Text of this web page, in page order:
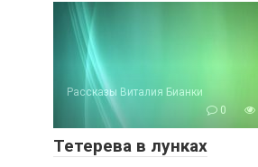
Рассказы Виталия Бианки
0
Тетерева в лунках